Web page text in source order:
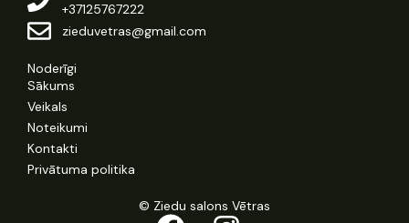
+37125767222
zieduvetras@gmail.com
Noderīgi
Sākums
Veikals
Noteikumi
Kontakti
Privātuma politika
© Ziedu salons Vētras